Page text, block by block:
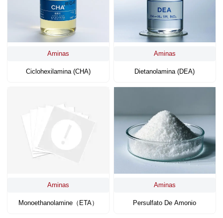
Aminas
Ciclohexilamina (CHA)
Aminas
Dietanolamina (DEA)
Aminas
Monoethanolamine（ETA）
Aminas
Persulfato De Amonio